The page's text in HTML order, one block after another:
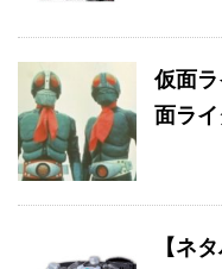
仮面
面ラ
【ネ